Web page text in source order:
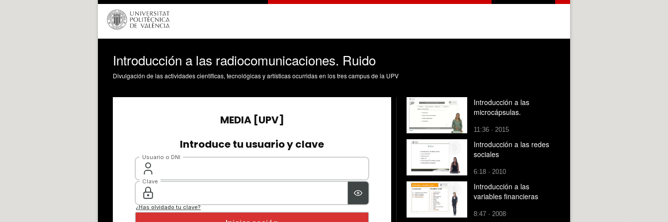
Introducción a las radiocomunicaciones. Ruido
Divulgación de las actividades científicas, tecnológicas y artísticas ocurridas en los tres campus de la UPV
Introducción a las
microcápsulas.
11:36 · 2015
Introducción a las redes
sociales
6:18 · 2010
Introducción a las
variables financieras
8:47 · 2008